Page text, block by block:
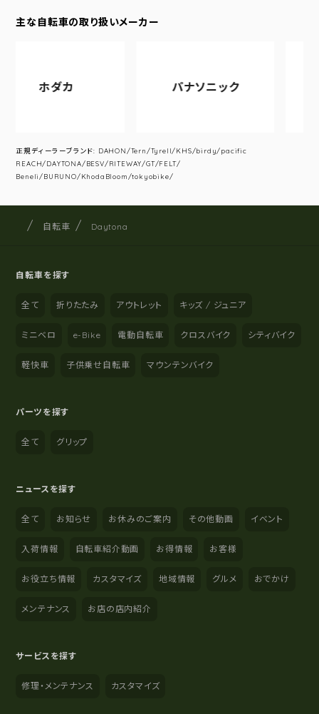
主な自転車の取り扱いメーカー
ホダカ パナソニック
正規ディーラーブランド: DAHON/Tern/Tyrell/KHS/birdy/pacific
REACH/DAYTONA/BESV/RITEWAY/GT/FELT/
Beneli/BURUNO/KhodaBloom/tokyobike/
サイト内の現在地
サイクルショップナカゴヤ
自転車 Daytona
自転車を探す
全て 折りたたみ アウトレット キッズ / ジュニア
ミニベロ e-Bike 電動自転車 クロスバイク シティバイク
軽快車 子供乗せ自転車 マウンテンバイク
パーツを探す
全て グリップ
ニュースを探す
全て お知らせ お休みのご案内 その他動画 イベント
入荷情報 自転車紹介動画 お得情報 お客様
お役立ち情報 カスタマイズ 地域情報 グルメ おでかけ
メンテナンス お店の店内紹介
サービスを探す
修理・メンテナンス カスタマイズ